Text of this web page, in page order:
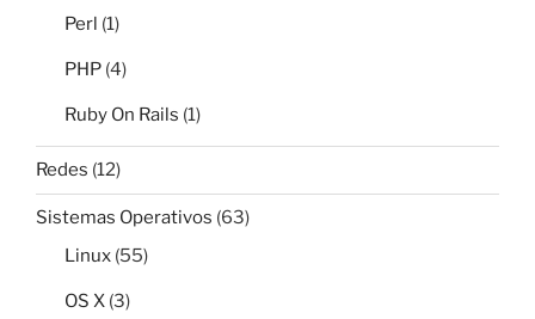
Perl (1)
PHP (4)
Ruby On Rails (1)
Redes (12)
Sistemas Operativos (63)
Linux (55)
OS X (3)